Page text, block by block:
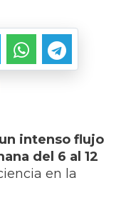
un intenso flujo
del 6 al 12
en la